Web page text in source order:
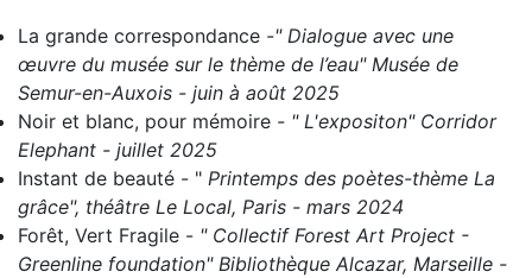
La grande correspondance -" Dialogue avec une
œuvre du musée sur le thème de l’eau" Musée de
Semur-en-Auxois - juin à août 2025
Noir et blanc, pour mémoire - " L'expositon" Corridor
Elephant - juillet 2025
Instant de beauté - " Printemps des poètes-thème La
grâce", théâtre Le Local, Paris - mars 2024
Forêt, Vert Fragile - " Collectif Forest Art Project -
Greenline foundation" Bibliothèque Alcazar, Marseille -